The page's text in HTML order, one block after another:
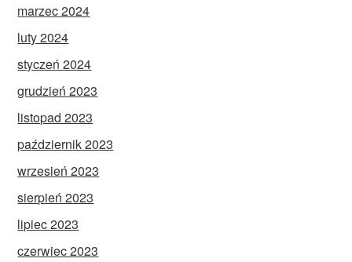
marzec 2024
luty 2024
styczeń 2024
grudzień 2023
listopad 2023
październik 2023
wrzesień 2023
sierpień 2023
lipiec 2023
czerwiec 2023